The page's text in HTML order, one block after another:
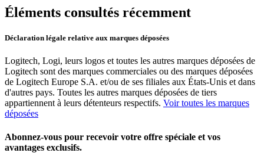
Éléments consultés récemment
Déclaration légale relative aux marques déposées
Logitech, Logi, leurs logos et toutes les autres marques déposées de
Logitech sont des marques commerciales ou des marques déposées
de Logitech Europe S.A. et/ou de ses filiales aux États-Unis et dans
d'autres pays. Toutes les autres marques déposées de tiers
appartiennent à leurs détenteurs respectifs. Voir toutes les marques
déposées
Abonnez-vous pour recevoir votre offre spéciale et vos
avantages exclusifs.